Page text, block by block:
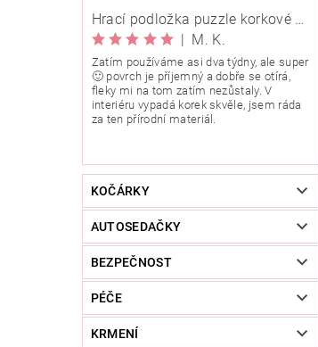
Hrací podložka puzzle korkové 90x90 cm
| M. K.
Zatím používáme asi dva týdny, ale super
🙂 povrch je příjemný a dobře se otírá,
fleky mi na tom zatím nezůstaly. V
interiéru vypadá korek skvěle, jsem ráda
za ten přírodní materiál.
KOČÁRKY
AUTOSEDAČKY
BEZPEČNOST
PÉČE
KRMENÍ